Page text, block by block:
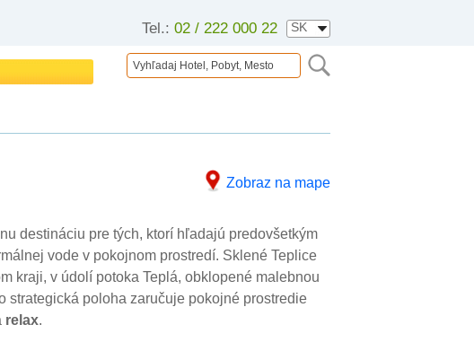
Tel.: 02 / 222 000 22
Zobraz na mape
destináciu pre tých, ktorí hľadajú predovšetkým
vode v pokojnom prostredí. Sklené Teplice
kraji, v údolí potoka Teplá, obklopené malebnou
strategická poloha zaručuje pokojné prostredie
relax.